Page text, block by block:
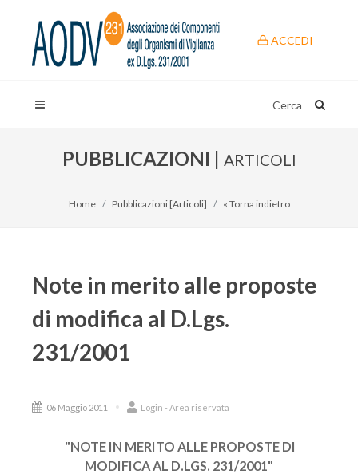
ACCEDI
Cerca
PUBBLICAZIONI | ARTICOLI
Home Pubblicazioni [Articoli] « Torna indietro
Note in merito alle proposte
di modifica al D.Lgs.
231/2001
06 Maggio 2011 Login - Area riservata
"NOTE IN MERITO ALLE PROPOSTE DI
MODIFICA AL D.LGS. 231/2001"